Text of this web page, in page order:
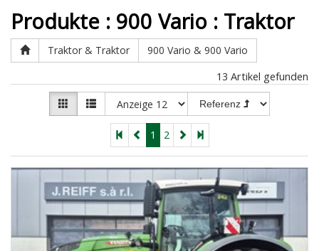
Produkte : 900 Vario : Traktor
Traktor & Traktor
900 Vario & 900 Vario
13 Artikel gefunden
1 2